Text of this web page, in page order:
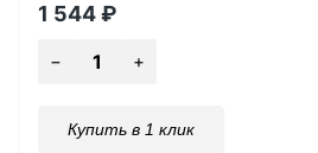
1 544₽
Купить в 1 клик